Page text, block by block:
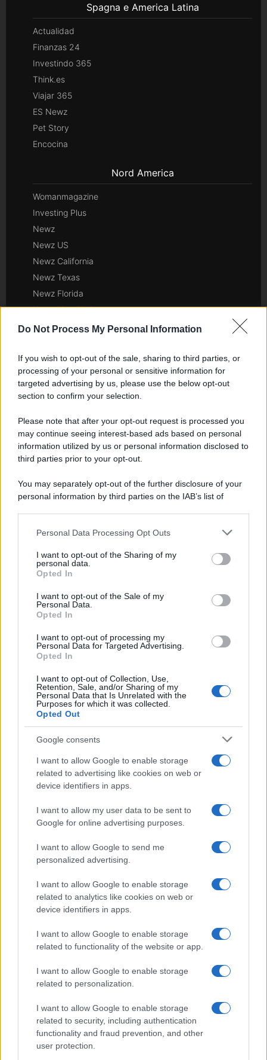
Do Not Process My Personal Information
If you wish to opt-out of the sale, sharing to third parties, or
processing of your personal or sensitive information for
targeted advertising by us, please use the below opt-out
section to confirm your selection.
Please note that after your opt-out request is processed you
may continue seeing interest-based ads based on personal
information utilized by us or personal information disclosed to
third parties prior to your opt-out.
You may separately opt-out of the further disclosure of your
personal information by third parties on the IAB’s list of
This information may also be disclosed by us to third parties
disclose it to other third parties.
Please note that this website/app uses one or more Google
services and may gather and store information including but
not limited to your visit or usage behaviour. You may click to
grant or deny consent to Google and its third-party tags to
consent section.
Personal Data Processing Opt Outs
I want to opt-out of the Sharing of my
personal data.
Opted In
I want to opt-out of the Sale of my
Personal Data.
Opted In
I want to opt-out of processing my
Personal Data for Targeted Advertising.
Opted In
I want to opt-out of Collection, Use,
Retention, Sale, and/or Sharing of my
Personal Data that Is Unrelated with the
Purposes for which it was collected.
Opted Out
Google consents
I want to allow Google to enable storage
related to advertising like cookies on web or
device identifiers in apps.
I want to allow my user data to be sent to
Google for online advertising purposes.
I want to allow Google to send me
personalized advertising.
I want to allow Google to enable storage
related to analytics like cookies on web or
device identifiers in apps.
I want to allow Google to enable storage
related to functionality of the website or app.
I want to allow Google to enable storage
related to personalization.
I want to allow Google to enable storage
related to security, including authentication
functionality and fraud prevention, and other
user protection.
Spagna e America Latina
Actualidad
Finanzas 24
Investindo 365
Think.es
Viajar 365
ES Newz
Pet Story
Encocina
Nord America
Womanmagazine
Investing Plus
Newz
Newz US
Newz California
Newz Texas
Newz Florida
Newz New York
Newz Pennsylvania
Newz Ohio
Gameland
Lgbtqia News
Motors Magazine 365
Day Travel 365
Cineverse Magazine
SecondHomeMagazine
Francia
Investieren24
News Hub UK
Lgbtq News
Investeren 24
NL Newz